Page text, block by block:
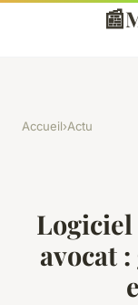
📰
Accueil›Actu
avocat